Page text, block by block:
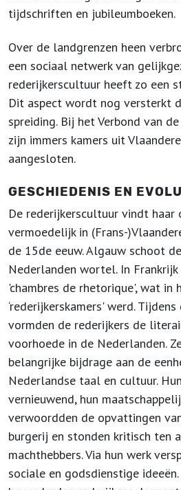
tijdschriften en jubileumboeken.
Over de landgrenzen heen
een sociaal netwerk van
rederijkerscultuur heeft zo een
Dit aspect wordt nog versterkt
spreiding. Bij het Verbond van
zijn immers kamers uit
aangesloten.
GESCHIEDENIS EN
De rederijkerscultuur vindt haar
vermoedelijk in (Frans-
de 15de eeuw. Algauw schoot
Nederlanden wortel. In Frankrijk
'chambres de rhetorique', wat in
‘rederijkerskamers' werd.
vormden de rederijkers de
voorhoede in de Nederlanden.
belangrijke bijdrage aan de
Nederlandse taal en cultuur.
vernieuwend, hun
verwoordden de opvattingen
burgerij en stonden kritisch ten
machthebbers. Via hun werk
sociale en godsdienstige